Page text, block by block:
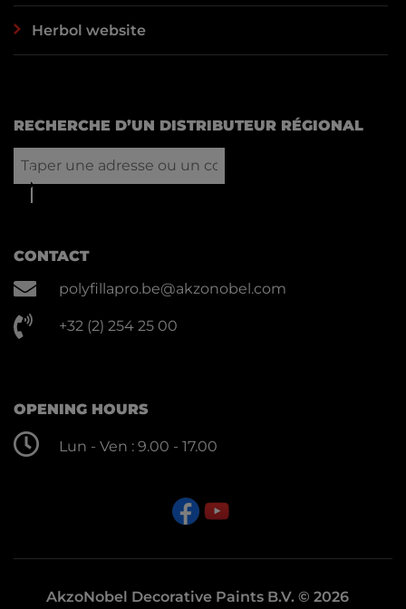
Herbol website
RECHERCHE D’UN DISTRIBUTEUR RÉGIONAL
CONTACT
polyfillapro.be@akzonobel.com
+32 (2) 254 25 00
OPENING HOURS
Lun - Ven : 9.00 - 17.00
AkzoNobel Decorative Paints B.V. © 2026